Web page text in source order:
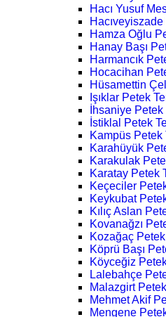
Hacı Yusuf
Hamza Oğlu
Hanay Başı
Harmancık
Hocacihan
Hüsamettin
Işıklar Petek
İhsaniye
İstiklal Petek
Kampüs Petek
Karahüyük
Karakulak
Karatay Petek
Keçeciler
Keykubat
Kılıç Aslan
Kovanağzı
Kozağaç
Köprü Başı
Köyceğiz
Lalebahçe
Malazgirt
Mehmet Akif
Mengene